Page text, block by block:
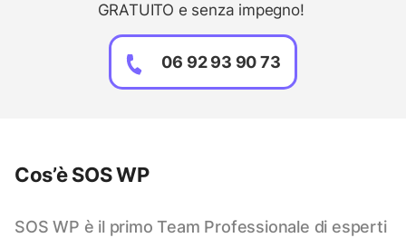
GRATUITO e senza impegno!
06 92 93 90 73
Cos’è SOS WP
SOS WP è il primo Team Professionale di esperti